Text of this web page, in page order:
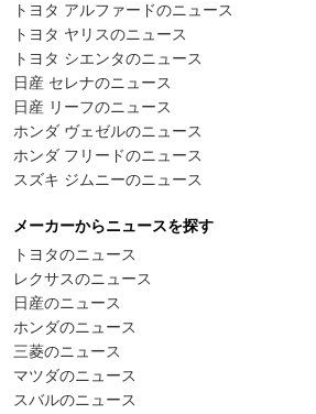
トヨタ アルファードのニュース
トヨタ ヤリスのニュース
トヨタ シエンタのニュース
日産 セレナのニュース
日産 リーフのニュース
ホンダ ヴェゼルのニュース
ホンダ フリードのニュース
スズキ ジムニーのニュース
メーカーからニュースを探す
トヨタのニュース
レクサスのニュース
日産のニュース
ホンダのニュース
三菱のニュース
マツダのニュース
スバルのニュース